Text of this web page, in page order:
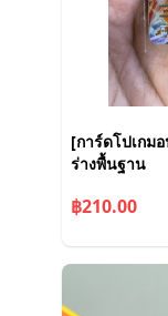
[การ์ดโปเกม
ร่างพื้นฐาน
฿210.00